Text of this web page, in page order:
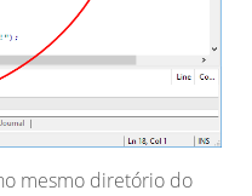
mesmo diretório do